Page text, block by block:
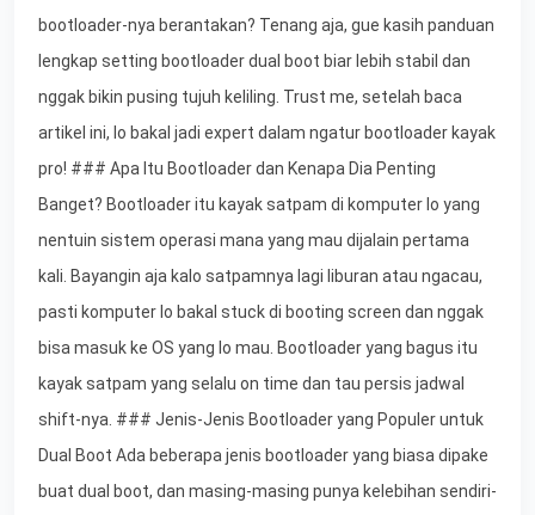
bootloader-nya berantakan? Tenang aja, gue kasih panduan
lengkap setting bootloader dual boot biar lebih stabil dan
nggak bikin pusing tujuh keliling. Trust me, setelah baca
artikel ini, lo bakal jadi expert dalam ngatur bootloader kayak
pro! ### Apa Itu Bootloader dan Kenapa Dia Penting
Banget? Bootloader itu kayak satpam di komputer lo yang
nentuin sistem operasi mana yang mau dijalain pertama
kali. Bayangin aja kalo satpamnya lagi liburan atau ngacau,
pasti komputer lo bakal stuck di booting screen dan nggak
bisa masuk ke OS yang lo mau. Bootloader yang bagus itu
kayak satpam yang selalu on time dan tau persis jadwal
shift-nya. ### Jenis-Jenis Bootloader yang Populer untuk
Dual Boot Ada beberapa jenis bootloader yang biasa dipake
buat dual boot, dan masing-masing punya kelebihan sendiri-